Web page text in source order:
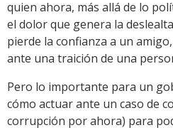
quien ahora, más allá de lo
el dolor que genera la
pierde la confianza a un
ante una traición de una
Pero lo importante para un
cómo actuar ante un caso de
corrupción por ahora) para